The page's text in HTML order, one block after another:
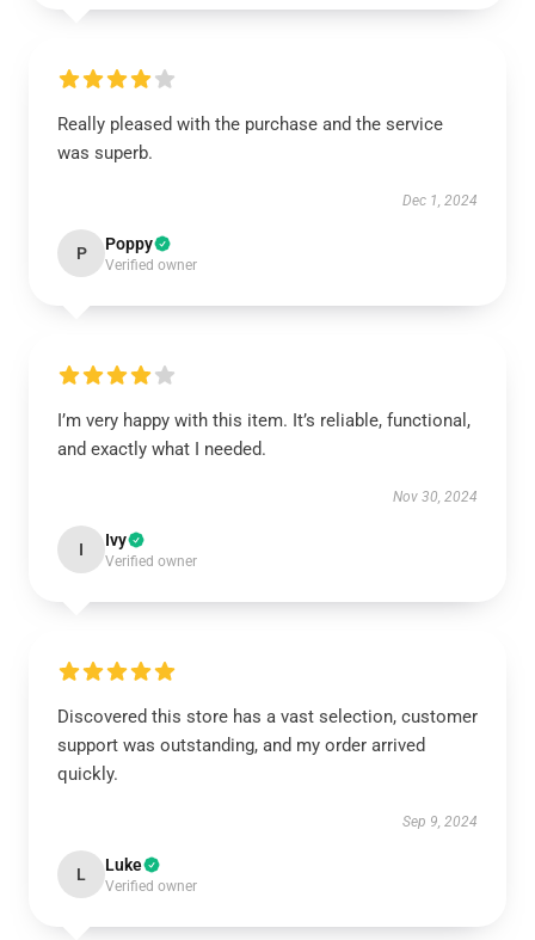
Really pleased with the purchase and the service
was superb.
Dec 1, 2024
P Poppy
Verified owner
I’m very happy with this item. It’s reliable, functional,
and exactly what I needed.
Nov 30, 2024
I Ivy
Verified owner
Discovered this store has a vast selection, customer
support was outstanding, and my order arrived
quickly.
Sep 9, 2024
L Luke
Verified owner